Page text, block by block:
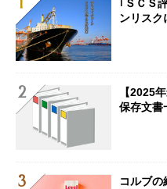
｢ＳＣＳ
ンリスク
【2025
保存文書
コルブ